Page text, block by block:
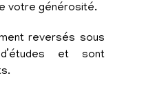
votre générosité.
reversés sous
et sont